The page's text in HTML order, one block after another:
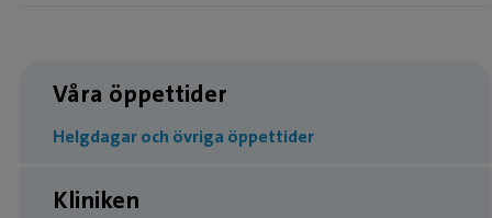
Våra öppettider
Helgdagar och övriga öppettider
Kliniken